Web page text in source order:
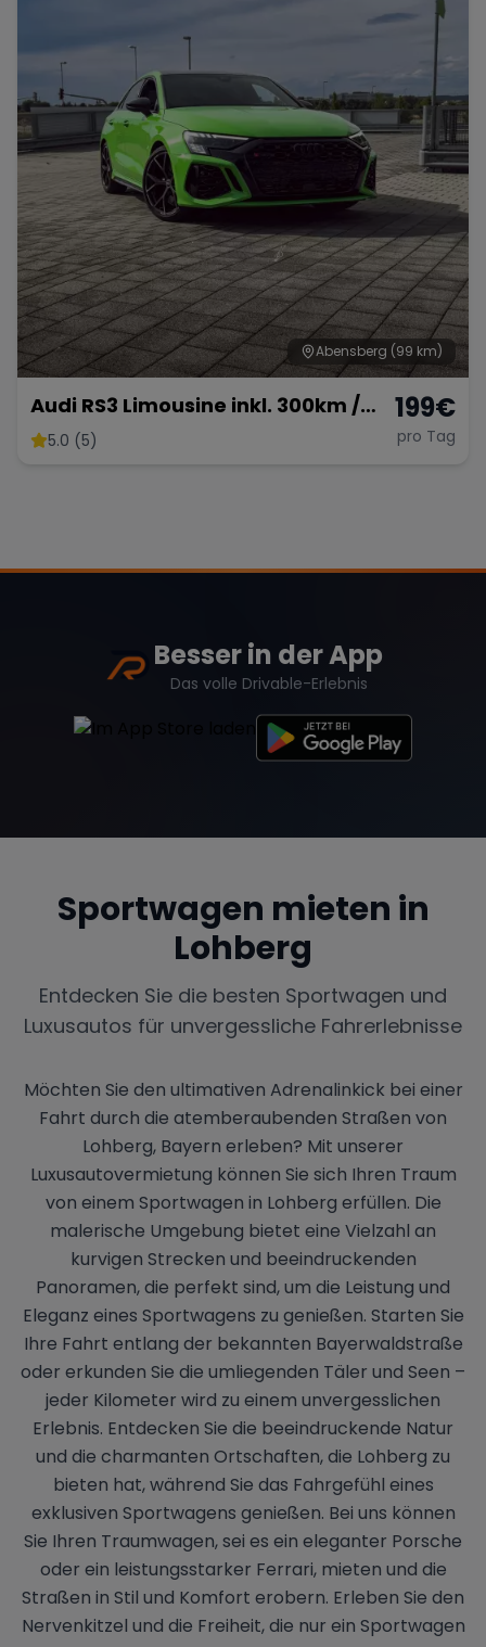
Abensberg (99 km)
Audi RS3 Limousine inkl. 300km /
km frei möglich
5.0 (5)
199€
pro Tag
Besser in der App
Das volle Drivable-Erlebnis
Sportwagen mieten in
Lohberg
Entdecken Sie die besten Sportwagen und
Luxusautos für unvergessliche Fahrerlebnisse
Möchten Sie den ultimativen Adrenalinkick bei einer
Fahrt durch die atemberaubenden Straßen von
Lohberg, Bayern erleben? Mit unserer
Luxusautovermietung können Sie sich Ihren Traum
von einem Sportwagen in Lohberg erfüllen. Die
malerische Umgebung bietet eine Vielzahl an
kurvigen Strecken und beeindruckenden
Panoramen, die perfekt sind, um die Leistung und
Eleganz eines Sportwagens zu genießen. Starten Sie
Ihre Fahrt entlang der bekannten Bayerwaldstraße
oder erkunden Sie die umliegenden Täler und Seen –
jeder Kilometer wird zu einem unvergesslichen
Erlebnis. Entdecken Sie die beeindruckende Natur
und die charmanten Ortschaften, die Lohberg zu
bieten hat, während Sie das Fahrgefühl eines
exklusiven Sportwagens genießen. Bei uns können
Sie Ihren Traumwagen, sei es ein eleganter Porsche
oder ein leistungsstarker Ferrari, mieten und die
Straßen in Stil und Komfort erobern. Erleben Sie den
Nervenkitzel und die Freiheit, die nur ein Sportwagen